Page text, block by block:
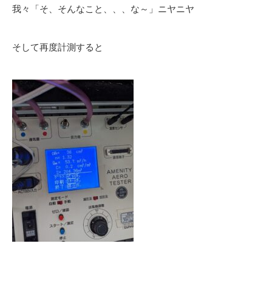
我々「そ、そんなこと、、、な～」ニヤニヤ
そして再度計測すると